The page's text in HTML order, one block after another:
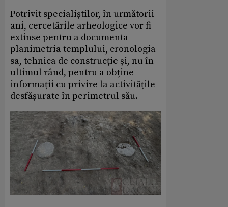
Potrivit specialiștilor, în următorii
ani, cercetările arheologice vor fi
extinse pentru a documenta
planimetria templului, cronologia
sa, tehnica de construcție și, nu în
ultimul rând, pentru a obține
informații cu privire la activitățile
desfășurate în perimetrul său.